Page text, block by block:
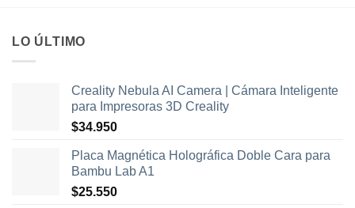
LO ÚLTIMO
Creality Nebula AI Camera | Cámara Inteligente
para Impresoras 3D Creality
$34.950
Placa Magnética Holográfica Doble Cara para
Bambu Lab A1
$25.550